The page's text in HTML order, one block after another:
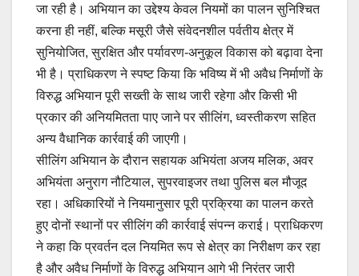
जा रही है। अभियान का उद्देश्य केवल नियमों का पालन सुनिश्चित
करना ही नहीं, बल्कि मसूरी जैसे संवेदनशील पर्वतीय क्षेत्र में
सुनियोजित, सुरक्षित और पर्यावरण-अनुकूल विकास को बढ़ावा देना
भी है। प्राधिकरण ने स्पष्ट किया कि भविष्य में भी अवैध निर्माणों के
विरुद्ध अभियान पूरी सख्ती के साथ जारी रहेगा और किसी भी
प्रकार की अनियमितता पाए जाने पर सीलिंग, ध्वस्तीकरण सहित
अन्य वैधानिक कार्रवाई की जाएगी।
सीलिंग अभियान के दौरान सहायक अभियंता अजय मलिक, अवर
अभियंता अनुराग नौटियाल, सुपरवाइजर तथा पुलिस बल मौजूद
रहा। अधिकारियों ने नियमानुसार पूरी प्रक्रिया का पालन करते
हुए दोनों स्थानों पर सीलिंग की कार्रवाई संपन्न कराई। प्राधिकरण
ने कहा कि प्रवर्तन दल नियमित रूप से क्षेत्र का निरीक्षण कर रहा
है और अवैध निर्माणों के विरुद्ध अभियान आगे भी निरंतर जारी